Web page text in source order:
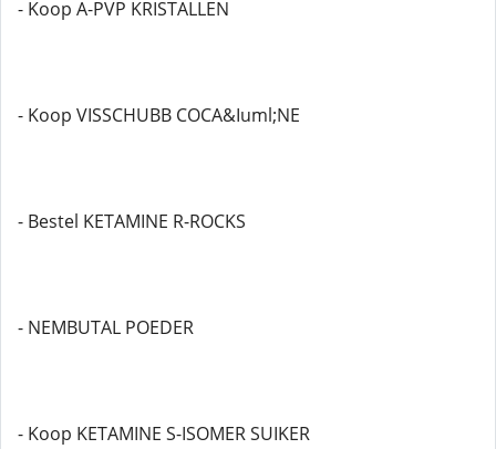
- Koop A-PVP KRISTALLEN
- Koop VISSCHUBB COCA&Iuml;NE
- Bestel KETAMINE R-ROCKS
- NEMBUTAL POEDER
- Koop KETAMINE S-ISOMER SUIKER